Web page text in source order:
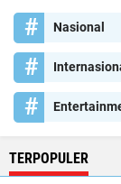
Nasional
TERPOPULER